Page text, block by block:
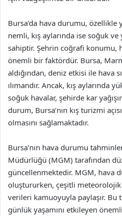
Bursa’da hava durumu, özellikle
nemli, kış aylarında ise soğuk ve
sahiptir. Şehrin coğrafi konumu,
önemli bir faktördür. Bursa,
aldığından, deniz etkisi ile hava
ılımandır. Ancak, kış aylarında
soğuk havalar, şehirde kar
durum, Bursa’nın kış turizmi
olmasını sağlamaktadır.
Bursa’nın hava durumu
Müdürlüğü (MGM) tarafından
güncellenmektedir. MGM, hava
oluştururken, çeşitli
verileri kamuoyuyla paylaşır. Bu
günlük yaşamını etkileyen